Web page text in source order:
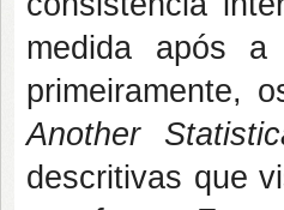
medida após a
primeiramente,
Another
descritivas que